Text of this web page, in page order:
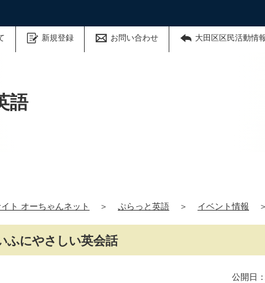
新規登録 お問い合わせ 大田区区民活動情
語
ト オーちゃんネット ＞ ぷらっと英語 ＞ イベント情報 ＞
にやさしい英会話
公開日